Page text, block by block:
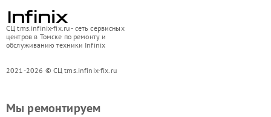
СЦ tms.infinix-fix.ru - сеть сервисных
центров в Томске по ремонту и
обслуживанию техники Infinix
2021-2026 © СЦ tms.infinix-fix.ru
Мы ремонтируем